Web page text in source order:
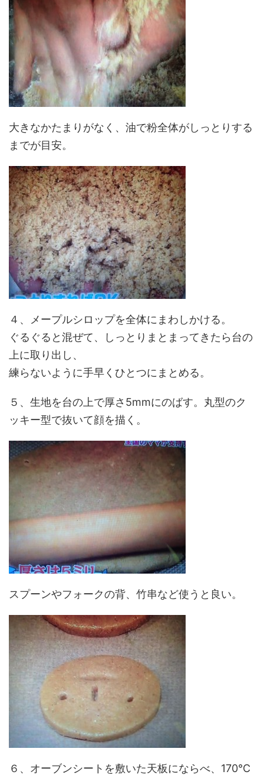
大きなかたまりがなく、油で粉全体がしっとりする
までが目安。
４、メープルシロップを全体にまわしかける。
ぐるぐると混ぜて、しっとりまとまってきたら台の
上に取り出し、
練らないように手早くひとつにまとめる。
５、生地を台の上で厚さ5mmにのばす。丸型のク
ッキー型で抜いて顔を描く。
スプーンやフォークの背、竹串など使うと良い。
６、オーブンシートを敷いた天板にならべ、170℃